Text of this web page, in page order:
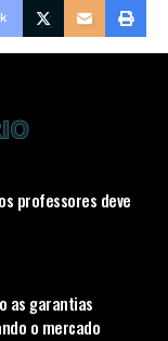
professores deve
as garantias
o mercado